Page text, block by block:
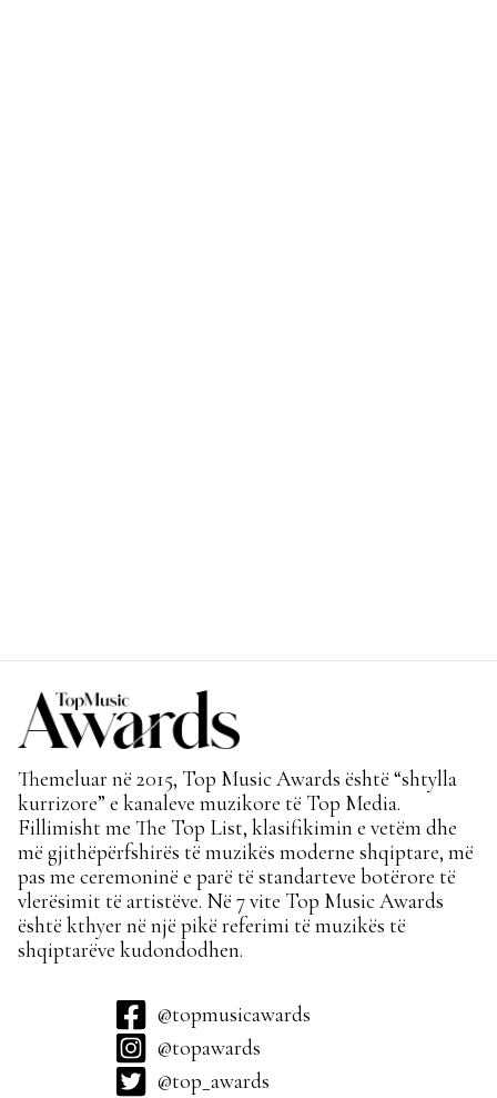
Themeluar në 2015, Top Music Awards është “shtylla
kurrizore” e kanaleve muzikore të Top Media.
Fillimisht me The Top List, klasifikimin e vetëm dhe
më gjithëpërfshirës të muzikës moderne shqiptare, më
pas me ceremoninë e parë të standarteve botërore të
vlerësimit të artistëve. Në 7 vite Top Music Awards
është kthyer në një pikë referimi të muzikës të
shqiptarëve kudondodhen.
@topmusicawards
@topawards
@top_awards